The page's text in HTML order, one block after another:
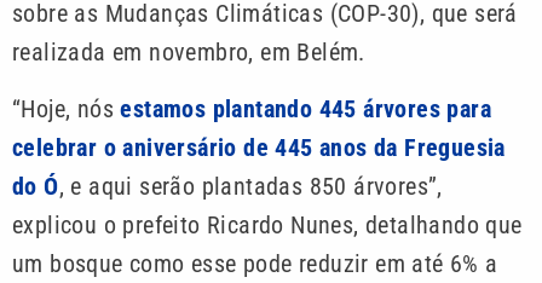
sobre as Mudanças Climáticas (COP-30), que será
realizada em novembro, em Belém.
“Hoje, nósestamos plantando 445 árvores para
celebrar o aniversário de 445 anos da Freguesia
do Ó, e aqui serão plantadas 850 árvores”,
explicou o prefeito Ricardo Nunes, detalhando que
um bosque como esse pode reduzir em até 6% a